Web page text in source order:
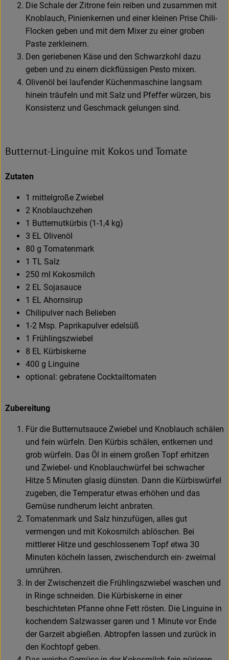
Die Schale der Zitrone fein reiben und zusammen mit
Knoblauch, Pinienkernen und einer kleinen Prise Chili-
Flocken geben und mit dem Mixer zu einer groben
Paste zerkleinern.
Den geriebenen Käse und den Schwarzkohl dazu
geben und zu einem dickflüssigen Pesto mixen.
Olivenöl bei laufender Küchenmaschine langsam
hinein träufeln und mit Salz und Pfeffer würzen, bis
Konsistenz und Geschmack gelungen sind.
Butternut-Linguine mit Kokos und Tomate
Zutaten
1 mittelgroße Zwiebel
2 Knoblauchzehen
1 Butternutkürbis (1-1,4 kg)
3 EL Olivenöl
80 g Tomatenmark
1 TL Salz
250 ml Kokosmilch
2 EL Sojasauce
1 EL Ahornsirup
Chilipulver nach Belieben
1-2 Msp. Paprikapulver edelsüß
1 Frühlingszwiebel
8 EL Kürbiskerne
400 g Linguine
optional: gebratene Cocktailtomaten
Zubereitung
Für die Butternutsauce Zwiebel und Knoblauch schälen
und fein würfeln. Den Kürbis schälen, entkernen und
grob würfeln. Das Öl in einem großen Topf erhitzen
und Zwiebel- und Knoblauchwürfel bei schwacher
Hitze 5 Minuten glasig dünsten. Dann die Kürbiswürfel
zugeben, die Temperatur etwas erhöhen und das
Gemüse rundherum leicht anbraten.
Tomatenmark und Salz hinzufügen, alles gut
vermengen und mit Kokosmilch ablöschen. Bei
mittlerer Hitze und geschlossenem Topf etwa 30
Minuten köcheln lassen, zwischendurch ein- zweimal
umrühren.
In der Zwischenzeit die Frühlingszwiebel waschen und
in Ringe schneiden. Die Kürbiskerne in einer
beschichteten Pfanne ohne Fett rösten. Die Linguine in
kochendem Salzwasser garen und 1 Minute vor Ende
der Garzeit abgießen. Abtropfen lassen und zurück in
den Kochtopf geben.